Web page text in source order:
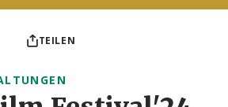
TEILEN